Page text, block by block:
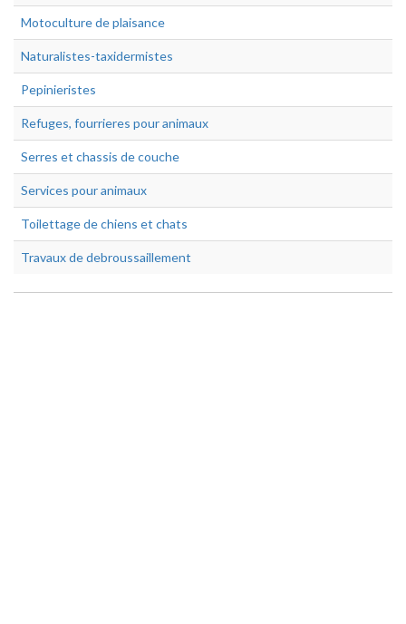
Motoculture de plaisance
Naturalistes-taxidermistes
Pepinieristes
Refuges, fourrieres pour animaux
Serres et chassis de couche
Services pour animaux
Toilettage de chiens et chats
Travaux de debroussaillement